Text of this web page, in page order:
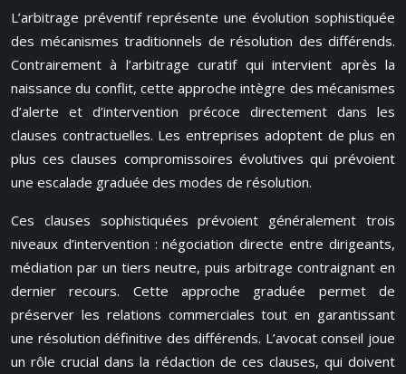
L’arbitrage préventif représente une évolution sophistiquée
des mécanismes traditionnels de résolution des différends.
Contrairement à l’arbitrage curatif qui intervient après la
naissance du conflit, cette approche intègre des mécanismes
d’alerte et d’intervention précoce directement dans les
clauses contractuelles. Les entreprises adoptent de plus en
plus ces clauses compromissoires évolutives qui prévoient
une escalade graduée des modes de résolution.
Ces clauses sophistiquées prévoient généralement trois
niveaux d’intervention : négociation directe entre dirigeants,
médiation par un tiers neutre, puis arbitrage contraignant en
dernier recours. Cette approche graduée permet de
préserver les relations commerciales tout en garantissant
une résolution définitive des différends. L’avocat conseil joue
un rôle crucial dans la rédaction de ces clauses, qui doivent